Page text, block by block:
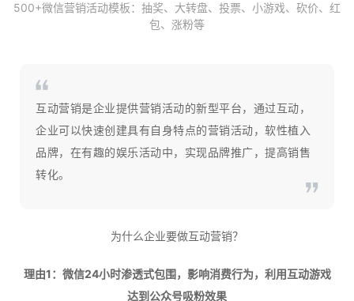
500+微信营销活动模板：抽奖、大转盘、投票、小游戏、砍价、红
包、涨粉等
互动营销是企业提供营销活动的新型平台，通过互动，
企业可以快速创建具有自身特点的营销活动，软性植入
品牌，在有趣的娱乐活动中，实现品牌推广，提高销售
转化。
为什么企业要做互动营销？
理由1：微信24小时渗透式包围，影响消费行为，利用互动游戏
达到公众号吸粉效果